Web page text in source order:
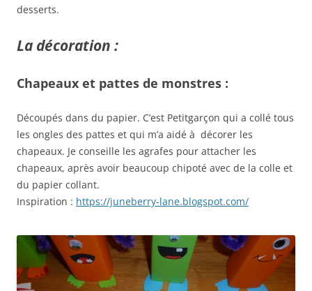
desserts.
La décoration :
Chapeaux et pattes de monstres :
Découpés dans du papier. C’est Petitgarçon qui a collé tous
les ongles des pattes et qui m’a aidé à décorer les
chapeaux. Je conseille les agrafes pour attacher les
chapeaux, après avoir beaucoup chipoté avec de la colle et
du papier collant.
Inspiration : https://juneberry-lane.blogspot.com/